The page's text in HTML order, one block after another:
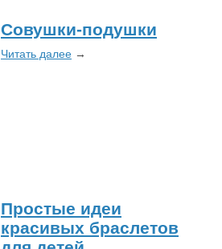
Совушки-подушки
Читать далее →
Простые идеи
красивых браслетов